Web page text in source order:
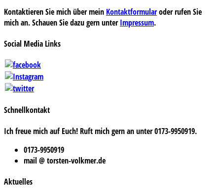
Kontaktieren Sie mich über mein Kontaktformularoder rufen Sie
mich an. Schauen Sie dazu gern unterImpressum.
Social Media Links
Schnellkontakt
Ich freue mich auf Euch! Ruft mich gern an unter 0173-9950919.
0173-9950919
mail @ torsten-volkmer.de
Aktuelles